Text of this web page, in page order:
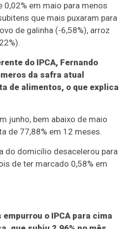
0,02% em maio para menos
que mais puxaram para
de galinha (-6,58%), arroz
do IPCA, Fernando
da safra atual
de alimentos, o que explica
junho, bem abaixo de maio
de 77,88% em 12 meses.
do domicílio desacelerou para
de ter marcado 0,58% em
o IPCA para cima